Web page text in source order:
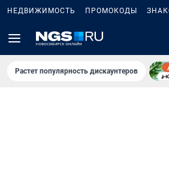
НЕДВИЖИМОСТЬ ПРОМОКОДЫ
Растет популярность дискаунтеров